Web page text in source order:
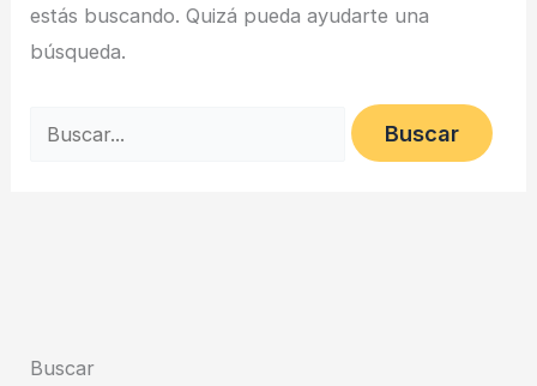
estás buscando. Quizá pueda ayudarte una
búsqueda.
Buscar